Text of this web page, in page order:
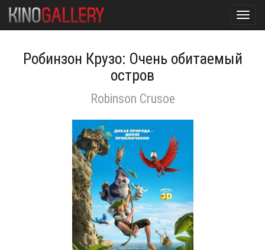
Робинзон Крузо: Очень обитаемый
остров
Robinson Crusoe